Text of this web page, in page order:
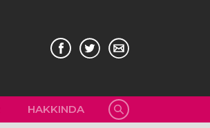
HAKKINDA